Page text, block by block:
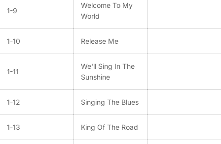
1-9
Welcome To My
World
1-10 Release Me
1-11
We'll Sing In The
Sunshine
1-12 Singing The Blues
1-13 King Of The Road